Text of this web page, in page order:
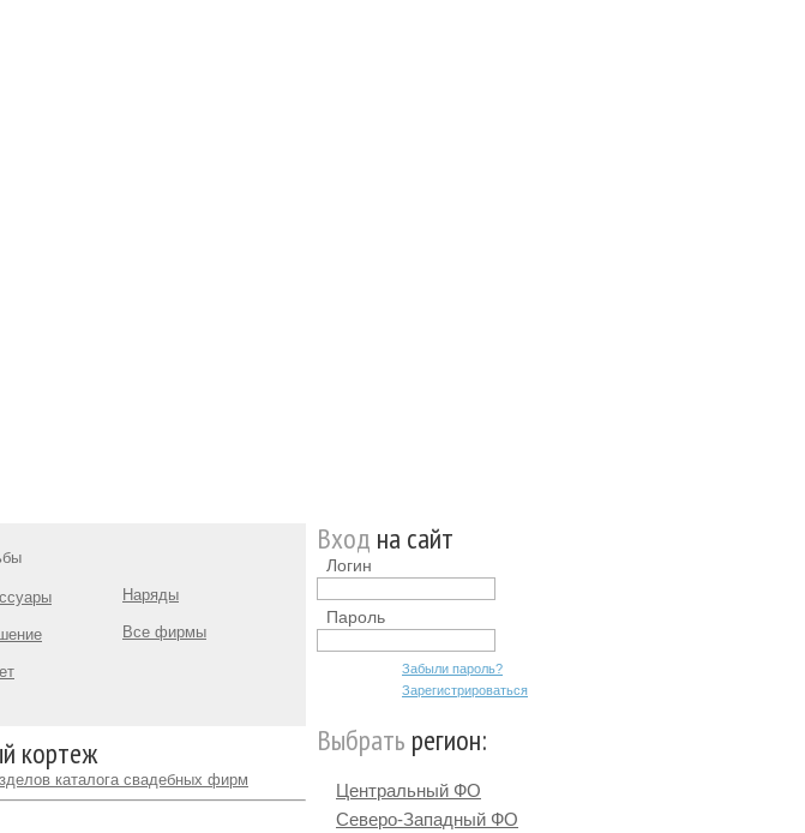
Наряды
Все фирмы
кортеж
каталога свадебных фирм
Вход на сайт
Логин
Пароль
Забыли пароль?
Зарегистрироваться
Выбрать регион:
Центральный ФО
Северо-Западный ФО